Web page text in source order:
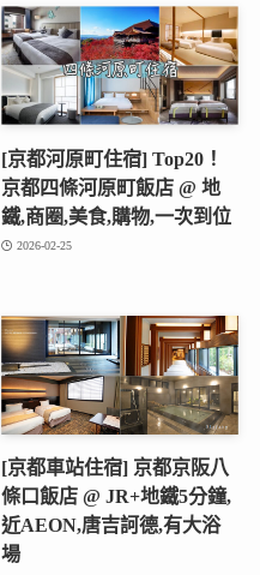
[京都河原町住宿] Top20！
京都四條河原町飯店 @ 地
鐵,商圈,美食,購物,一次到位
2026-02-25
[京都車站住宿] 京都京阪八
條口飯店 @ JR+地鐵5分鐘,
近AEON,唐吉訶德,有大浴
場